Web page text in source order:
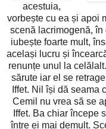
acestuia,
vorbește cu ea și apoi
scenă lacrimogenă, în
iubește foarte mult,
același lucru și
renunțe unul la
sărute iar el se
Iffet. Nil își dă seama
Cemil nu vrea să se
Iffet. Ba chiar începe
între ei mai demult.